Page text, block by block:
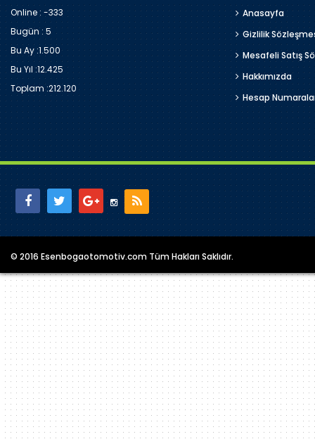
Online : -333
Bugün :5
Bu Ay :1.500
Bu Yıl :12.425
Toplam :212.120
Anasayfa
Gizlilik
Mesafeli Satış
Hakkımızda
Hesap
© 2016 Esenbogaotomotiv.com Tüm Hakları Saklıdır.